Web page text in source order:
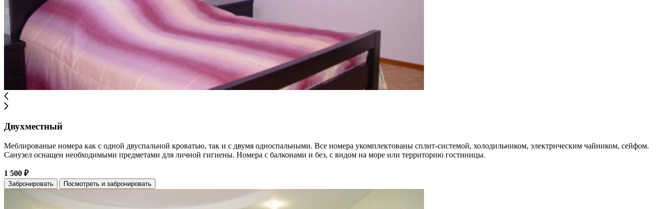
Двухместный
Меблированые номера как с одной двуспальной кроватью, так и с двумя односпальными. Все номера укомплектованы сплит-системой, холодильником, электрическим чайником, сейфом.
Санузел оснащен необходимыми предметами для личной гигиены. Номера с балконами и без, с видом на море или территорию гостиницы.
1 500 ₽
Забронировать Посмотреть и забронировать